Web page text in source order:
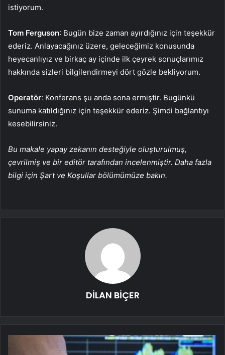
istiyorum.
Tom Ferguson: Bugün bize zaman ayırdığınız için teşekkür
ederiz. Anlayacağınız üzere, geleceğimiz konusunda
heyecanlıyız ve birkaç ay içinde ilk çeyrek sonuçlarımız
hakkında sizleri bilgilendirmeyi dört gözle bekliyorum.
Operatör: Konferans şu anda sona ermiştir. Bugünkü
sunuma katıldığınız için teşekkür ederiz. Şimdi bağlantıyı
kesebilirsiniz.
Bu makale yapay zekanın desteğiyle oluşturulmuş,
çevrilmiş ve bir editör tarafından incelenmiştir. Daha fazla
bilgi için Şart ve Koşullar bölümümüze bakın.
DİLAN BİÇER